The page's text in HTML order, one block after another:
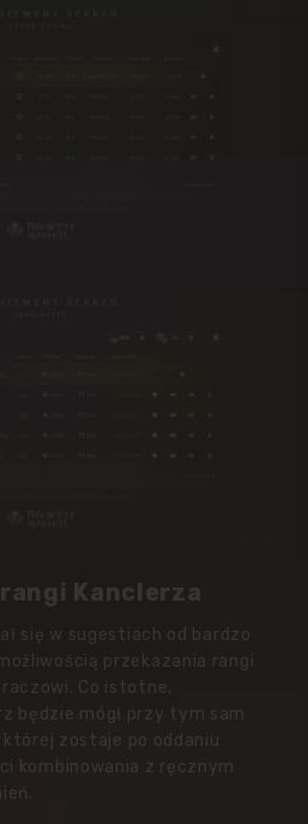
Kanclerza
się w sugestiach od bardzo
przekazania rangi
Co istotne,
będzie mógł przy tym sam
zostaje po oddaniu
kombinowania z ręcznym